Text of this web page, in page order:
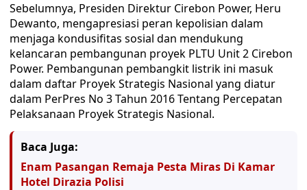
Sebelumnya, Presiden Direktur Cirebon Power, Heru
Dewanto, mengapresiasi peran kepolisian dalam
menjaga kondusifitas sosial dan mendukung
kelancaran pembangunan proyek PLTU Unit 2 Cirebon
Power. Pembangunan pembangkit listrik ini masuk
dalam daftar Proyek Strategis Nasional yang diatur
dalam PerPres No 3 Tahun 2016 Tentang Percepatan
Pelaksanaan Proyek Strategis Nasional.
Baca Juga:
Enam Pasangan Remaja Pesta Miras Di Kamar
Hotel Dirazia Polisi